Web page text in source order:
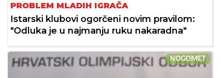
PROBLEM MLADIH IGRAČA
Istarski klubovi ogorčeni novim pravilom:
"Odluka je u najmanju ruku nakaradna"
NOGOMET